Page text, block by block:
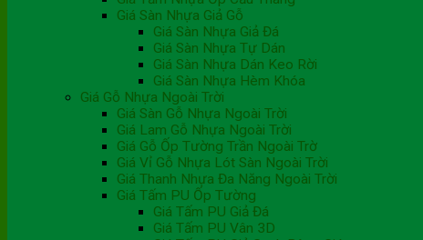
Giá Sàn Nhựa Giả Gỗ
Giá Sàn Nhựa Giả Đá
Giá Sàn Nhựa Tự Dán
Giá Sàn Nhựa Dán Keo Rời
Giá Sàn Nhựa Hèm Khóa
Giá Gỗ Nhựa Ngoài Trời
Giá Sàn Gỗ Nhựa Ngoài Trời
Giá Lam Gỗ Nhựa Ngoài Trời
Giá Gỗ Ốp Tường Trần Ngoài Trờ
Giá Vỉ Gỗ Nhựa Lót Sàn Ngoài Trời
Giá Thanh Nhựa Đa Năng Ngoài Trời
Giá Tấm PU Ốp Tường
Giá Tấm PU Giả Đá
Giá Tấm PU Vân 3D